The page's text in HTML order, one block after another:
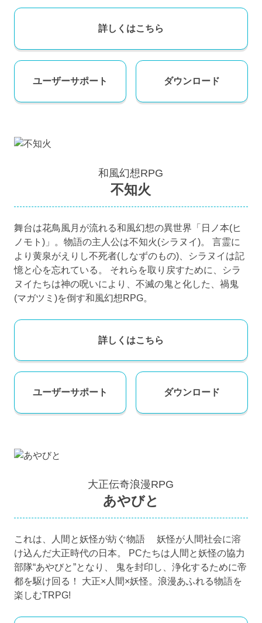
詳しくはこちら
ユーザーサポート ダウンロード
和風幻想RPG
不知火
舞台は花鳥風月が流れる和風幻想の異世界「日ノ本(ヒ
ノモト)」。物語の主人公は不知火(シラヌイ)。 言霊に
より黄泉がえりし不死者(しなずのもの)、シラヌイは記
憶と心を忘れている。 それらを取り戻すために、シラ
ヌイたちは神の呪いにより、不滅の鬼と化した、禍鬼
(マガツミ)を倒す和風幻想RPG。
詳しくはこちら
ユーザーサポート ダウンロード
大正伝奇浪漫RPG
あやびと
これは、人間と妖怪が紡ぐ物語 妖怪が人間社会に溶
け込んだ大正時代の日本。 PCたちは人間と妖怪の協力
部隊“あやびと”となり、 鬼を封印し、浄化するために帝
都を駆け回る！ 大正×人間×妖怪。浪漫あふれる物語を
楽しむTRPG!